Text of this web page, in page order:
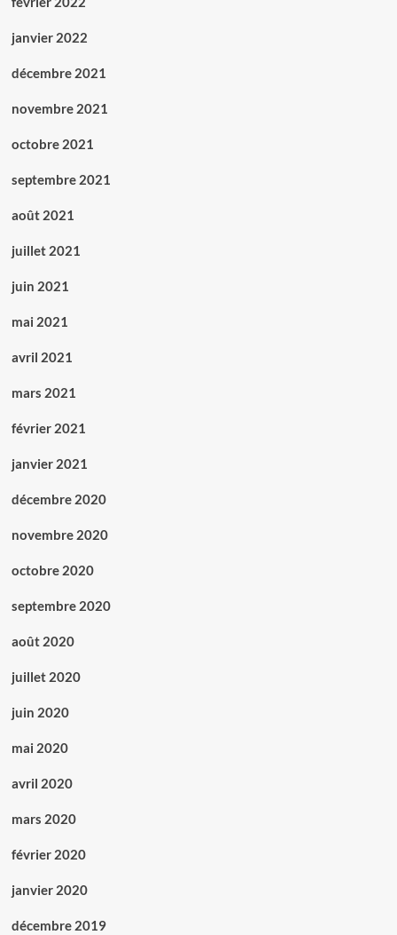
janvier 2022
décembre 2021
novembre 2021
octobre 2021
septembre 2021
août 2021
juillet 2021
juin 2021
mai 2021
avril 2021
mars 2021
février 2021
janvier 2021
décembre 2020
novembre 2020
octobre 2020
septembre 2020
août 2020
juillet 2020
juin 2020
mai 2020
avril 2020
mars 2020
février 2020
janvier 2020
décembre 2019